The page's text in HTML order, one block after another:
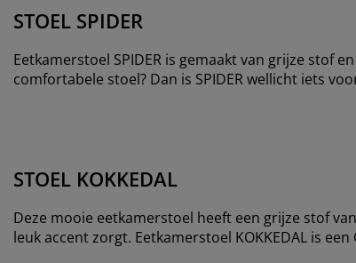
STOEL SPIDER
Eetkamerstoel SPIDER is gemaakt van grijze stof
comfortabele stoel? Dan is SPIDER wellicht iets
STOEL KOKKEDAL
Deze mooie eetkamerstoel heeft een grijze stof
leuk accent zorgt. Eetkamerstoel KOKKEDAL is